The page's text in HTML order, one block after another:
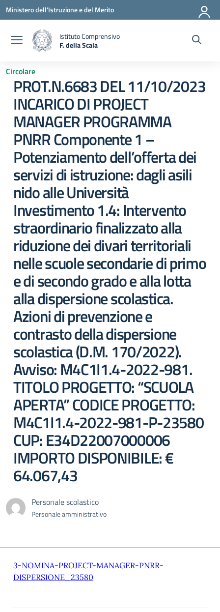
Vai ai contenuti
Vai al menu di navigazione
Vai al footer
Ministero dell'Istruzione e del Merito
Istituto Comprensivo
F. della Scala
Circolare
PROT.N.6683 DEL 11/10/2023
INCARICO DI PROJECT
MANAGER PROGRAMMA
PNRR Componente 1 –
Potenziamento dell’offerta dei
servizi di istruzione: dagli asili
nido alle Università
Investimento 1.4: Intervento
straordinario finalizzato alla
riduzione dei divari territoriali
nelle scuole secondarie di primo
e di secondo grado e alla lotta
alla dispersione scolastica.
Azioni di prevenzione e
contrasto della dispersione
scolastica (D.M. 170/2022).
Avviso: M4C1I1.4-2022-981.
TITOLO PROGETTO: “SCUOLA
APERTA” CODICE PROGETTO:
M4C1I1.4-2022-981-P-23580
CUP: E34D22007000006
IMPORTO DISPONIBILE: €
64.067,43
Personale scolastico
Personale amministrativo
3-NOMINA-PROJECT-MANAGER-PNRR-
DISPERSIONE_23580